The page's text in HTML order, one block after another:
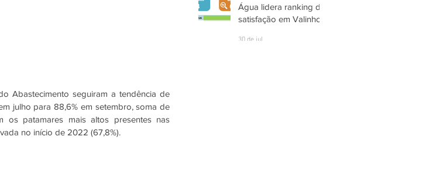
Abastecimento seguiram a tendência de
julho para 88,6% em setembro, soma de
patamares mais altos presentes nas
no início de 2022 (67,8%).
Água lidera ranking de
satisfação em Valinhos
30 de jul.